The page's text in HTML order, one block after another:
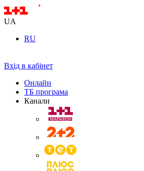
UA
RU
Вхід в кабінет
Онлайн
ТБ програма
Канали